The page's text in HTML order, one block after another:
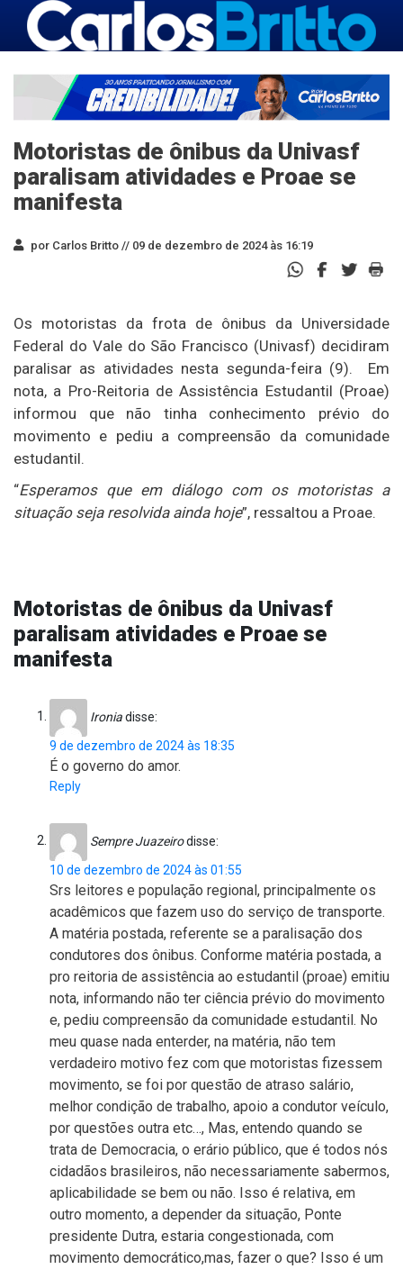
Motoristas de ônibus da Univasf
paralisam atividades e Proae se
manifesta
por Carlos Britto // 09 de dezembro de 2024 às 16:19
Os motoristas da frota de ônibus da Universidade
Federal do Vale do São Francisco (Univasf) decidiram
paralisar as atividades nesta segunda-feira (9). Em
nota, a Pro-Reitoria de Assistência Estudantil (Proae)
informou que não tinha conhecimento prévio do
movimento e pediu a compreensão da comunidade
estudantil.
“Esperamos que em diálogo com os motoristas a
situação seja resolvida ainda hoje”, ressaltou a Proae.
Motoristas de ônibus da Univasf
paralisam atividades e Proae se
manifesta
Ironiadisse:
9 de dezembro de 2024 às 18:35
É o governo do amor.
Reply
Sempre Juazeirodisse:
10 de dezembro de 2024 às 01:55
Srs leitores e população regional, principalmente os
acadêmicos que fazem uso do serviço de transporte.
A matéria postada, referente se a paralisação dos
condutores dos ônibus. Conforme matéria postada, a
pro reitoria de assistência ao estudantil (proae) emitiu
nota, informando não ter ciência prévio do movimento
e, pediu compreensão da comunidade estudantil. No
meu quase nada enterder, na matéria, não tem
verdadeiro motivo fez com que motoristas fizessem
movimento, se foi por questão de atraso salário,
melhor condição de trabalho, apoio a condutor veículo,
por questões outra etc…, Mas, entendo quando se
trata de Democracia, o erário público, que é todos nós
cidadãos brasileiros, não necessariamente sabermos,
aplicabilidade se bem ou não. Isso é relativa, em
outro momento, a depender da situação, Ponte
presidente Dutra, estaria congestionada, com
movimento democrático,mas, fazer o que? Isso é um